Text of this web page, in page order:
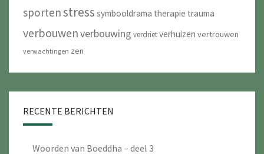
sportenstress symbooldrama therapie trauma
verbouwenverbouwing verdrietverhuizen vertrouwen
verwachtingen zen
RECENTE BERICHTEN
Woorden van Boeddha – deel 3